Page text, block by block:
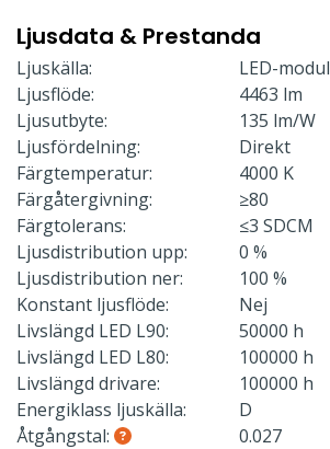
Ljusdata & Prestanda
Ljuskälla:
LED-modul
Ljusflöde:
4463 lm
Ljusutbyte:
135 lm/W
Ljusfördelning:
Direkt
Färgtemperatur:
4000 K
Färgåtergivning:
≥80
Färgtolerans:
≤3 SDCM
Ljusdistribution upp:
0 %
Ljusdistribution ner:
100 %
Konstant ljusflöde:
Nej
Livslängd LED L90:
50000 h
Livslängd LED L80:
100000 h
Livslängd drivare:
100000 h
Energiklass ljuskälla:
D
Åtgångstal:
0.027